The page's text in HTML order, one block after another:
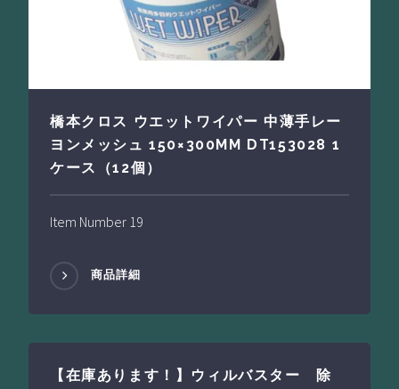
橋本クロス ウエットワイパー 中薄手レー
ヨンメッシュ 150×300MM DT153028 1
ケース（12個）
Item Number 19
商品詳細
【在庫あります！】ウィルバスター 除